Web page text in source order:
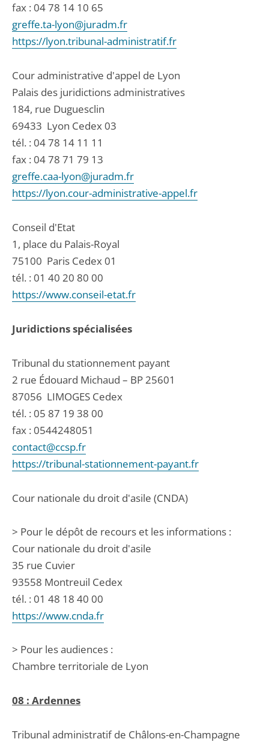
fax : 04 78 14 10 65
greffe.ta-lyon@juradm.fr
https://lyon.tribunal-administratif.fr
Cour administrative d'appel de Lyon
Palais des juridictions administratives
184, rue Duguesclin
69433 Lyon Cedex 03
tél. : 04 78 14 11 11
fax : 04 78 71 79 13
greffe.caa-lyon@juradm.fr
https://lyon.cour-administrative-appel.fr
Conseil d'Etat
1, place du Palais-Royal
75100 Paris Cedex 01
tél. : 01 40 20 80 00
https://www.conseil-etat.fr
Juridictions spécialisées
Tribunal du stationnement payant
2 rue Édouard Michaud – BP 25601
87056 LIMOGES Cedex
tél. : 05 87 19 38 00
fax : 0544248051
contact@ccsp.fr
https://tribunal-stationnement-payant.fr
Cour nationale du droit d'asile (CNDA)
> Pour le dépôt de recours et les informations :
Cour nationale du droit d'asile
35 rue Cuvier
93558 Montreuil Cedex
tél. : 01 48 18 40 00
https://www.cnda.fr
> Pour les audiences :
Chambre territoriale de Lyon
08 : Ardennes
Tribunal administratif de Châlons-en-Champagne